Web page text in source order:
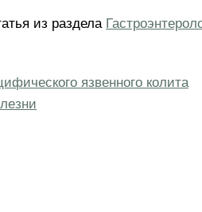
из раздела
язвенного колита